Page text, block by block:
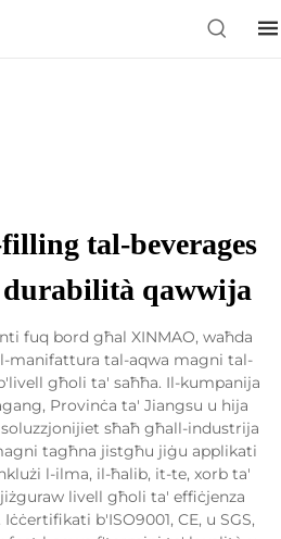
tal-beverages
qawwija
fuq bord għal XINMAO, waħda
tal-aqwa magni tal-
għoli ta' saħħa. Il-kumpanija
Provinċa ta' Jiangsu u hija
sħaħ għall-industrija
tagħna jistgħu jiġu applikati
l-ilma, il-ħalib, it-te, xorb ta'
livell għoli ta' effiċjenza
b'ISO9001, CE, u SGS,